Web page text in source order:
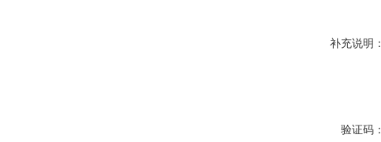
补充说明：
验证码：